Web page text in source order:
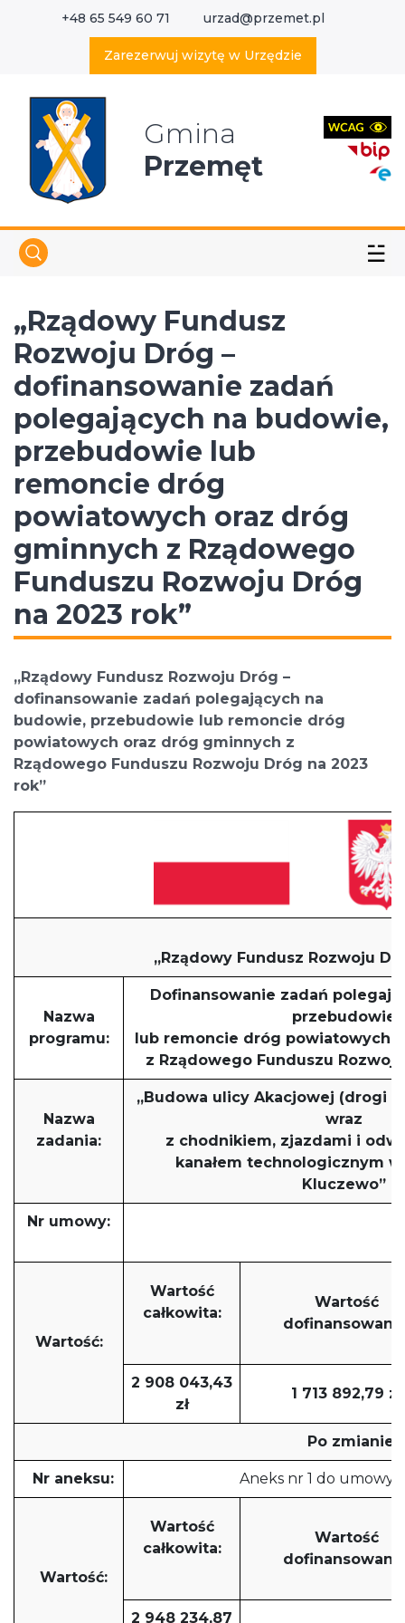
+48 65 549 60 71 urzad@przemet.pl
Zarezerwuj wizytę w Urzędzie
Gmina
Przemęt
☱
„Rządowy Fundusz
Rozwoju Dróg –
dofinansowanie zadań
polegających na budowie,
przebudowie lub
remoncie dróg
powiatowych oraz dróg
gminnych z Rządowego
Funduszu Rozwoju Dróg
na 2023 rok”
„Rządowy Fundusz Rozwoju Dróg –
dofinansowanie zadań polegających na
budowie, przebudowie lub remoncie dróg
powiatowych oraz dróg gminnych z
Rządowego Funduszu Rozwoju Dróg na 2023
rok”
„Rządowy Fundusz Rozwoju
Nazwa
programu:
Dofinansowanie zadań
przebudowie
lub remoncie dróg powiatowych
z Rządowego Funduszu
Nazwa
zadania:
„Budowa ulicy Akacjowej (drogi
wraz
z chodnikiem, zjazdami i
kanałem technologicznym
Kluczewo”
Nr umowy:
Wartość:
Wartość
całkowita:
Wartość
2 908 043,43
zł
1 713 892,79 zł
Po zmianie
Nr aneksu: Aneks nr 1 do umowy
Wartość:
Wartość
całkowita:
Wartość
2 948 234,87
Wyszukaj w serwisie